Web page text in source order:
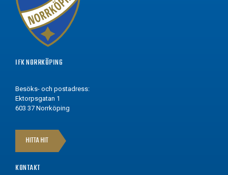
IFK NORRKÖPING
Besöks- och postadress:
Ektorpsgatan 1
603 37 Norrköping
HITTA HIT
KONTAKT